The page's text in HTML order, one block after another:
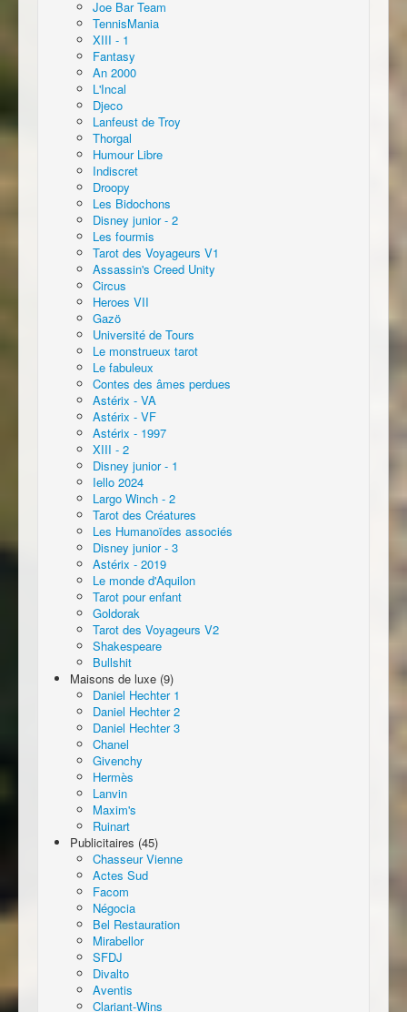
Joe Bar Team
TennisMania
XIII - 1
Fantasy
An 2000
L'Incal
Djeco
Lanfeust de Troy
Thorgal
Humour Libre
Indiscret
Droopy
Les Bidochons
Disney junior - 2
Les fourmis
Tarot des Voyageurs V1
Assassin's Creed Unity
Circus
Heroes VII
Gazö
Université de Tours
Le monstrueux tarot
Le fabuleux
Contes des âmes perdues
Astérix - VA
Astérix - VF
Astérix - 1997
XIII - 2
Disney junior - 1
Iello 2024
Largo Winch - 2
Tarot des Créatures
Les Humanoïdes associés
Disney junior - 3
Astérix - 2019
Le monde d'Aquilon
Tarot pour enfant
Goldorak
Tarot des Voyageurs V2
Shakespeare
Bullshit
Maisons de luxe (9)
Daniel Hechter 1
Daniel Hechter 2
Daniel Hechter 3
Chanel
Givenchy
Hermès
Lanvin
Maxim's
Ruinart
Publicitaires (45)
Chasseur Vienne
Actes Sud
Facom
Négocia
Bel Restauration
Mirabellor
SFDJ
Divalto
Aventis
Clariant-Wins